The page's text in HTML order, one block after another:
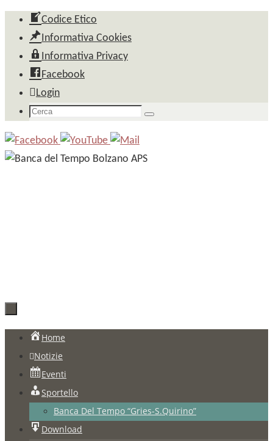
Salta
contenuto
Codice Etico
Informativa Cookies
Informativa Privacy
Facebook
Login
Cerca
Cerca
Salta
contenuto
Home
Notizie
Eventi
Sportello
Banca Del Tempo “Gries-S.Quirino”
Download